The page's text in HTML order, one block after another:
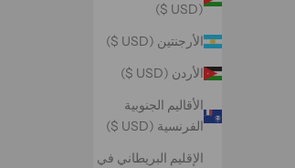
(USD $)
الأرجنتين (USD $)
الأردن (USD $)
الأقاليم الجنوبية
الفرنسية (USD $)
الإقليم البريطاني في